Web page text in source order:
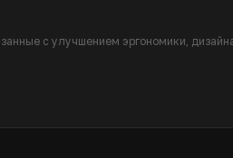
с улучшением эргономики,